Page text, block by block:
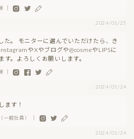
｜
2024/01/25
た。 モニターに選んでいただけたら、き
やXやブログや@cosmeやLIPSに
す。よろしくお願いします。
｜
2024/01/24
ます！
一般社員） ｜
2024/01/24